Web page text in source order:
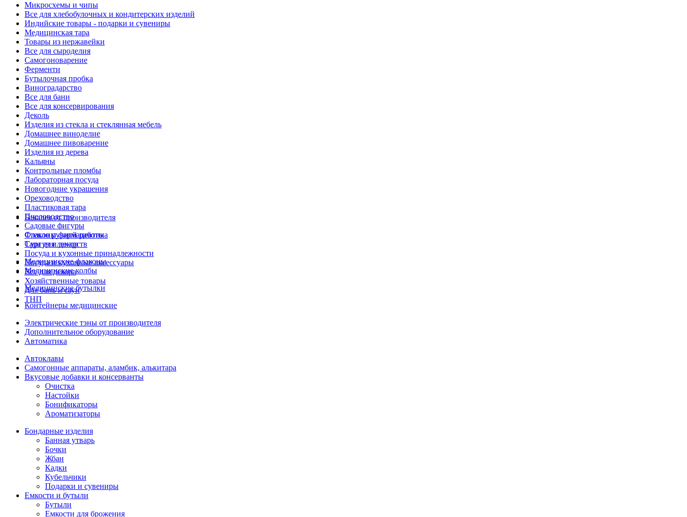
Микросхемы и чипы
Все для хлебобулочных и кондитерских изделий
Индийские товары - подарки и сувениры
Медицинская тара
Товары из нержавейки
Все для сыроделия
Самогоноварение
Ферменти
Бутылочная пробка
Виноградарство
Все для бани
Все для консервирования
Деколь
Изделия из стекла и стеклянная мебель
Домашнее виноделие
Домашнее пивоварение
Изделия из дерева
Кальяны
Контрольные пломбы
Лабораторная посуда
Новогодние украшения
Ореховодство
Пластиковая тара
Пчеловодство
Садовые фигуры
Стекло ручной работы
Сургуч и декор
Посуда и кухонные принадлежности
Посуда и кухонные аксессуары
Все для декора
Хозяйственные товары
Для бань и саун
ТНП
Бакалея от производителя
Флаконы фармацевтика
Тара для лекарств
Медицинские флаконы
Медицинские колбы
Медицинские бутылки
Контейнеры медицинские
Электрические тэны от производителя
Дополнительное оборудование
Автоматика
Автоклавы
Самогонные аппараты, аламбик, алькитара
Вкусовые добавки и консерванты
Очистка
Настойки
Бонификаторы
Ароматизаторы
Бондарные изделия
Банная утварь
Бочки
Жбан
Кадки
Кубельчики
Подарки и сувениры
Емкости и бутыли
Бутыли
Емкости для брожения